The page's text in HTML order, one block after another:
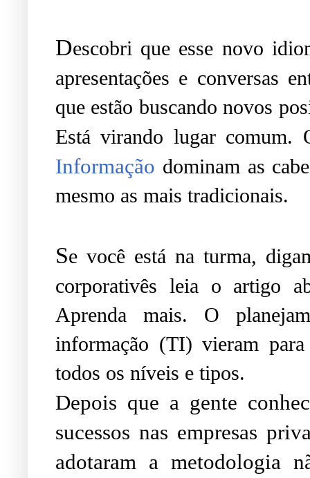
Descobri que esse novo
apresentações e conversas
que estão buscando novos
Está virando lugar comum.
Informação dominam as
mesmo as mais tradicionais.
Se você está na turma,
corporativês leia o artigo
Aprenda mais. O
informação (TI) vieram
todos os níveis e tipos.
Depois que a gente
sucessos nas empresas
adotaram a metodologia